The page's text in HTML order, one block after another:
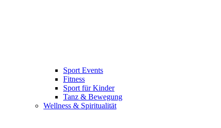
Sport Events
Fitness
Sport für Kinder
Tanz & Bewegung
Wellness & Spiritualität